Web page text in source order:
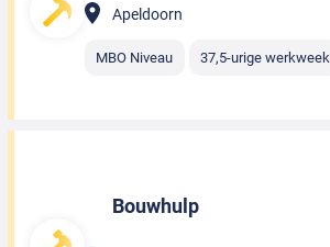
Apeldoorn
MBO Niveau 37,5-urige werkweek
Bouwhulp